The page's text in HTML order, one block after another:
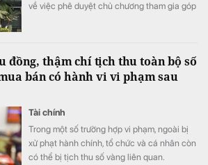
về việc phê duyệt chủ chương tham gia góp
đồng, thậm chí tịch thu toàn bộ số
bán có hành vi vi phạm sau
Tài chính
Trong một số trường hợp vi phạm, ngoài bị
xử phạt hành chính, tổ chức và cá nhân còn
có thể bị tịch thu số vàng liên quan.